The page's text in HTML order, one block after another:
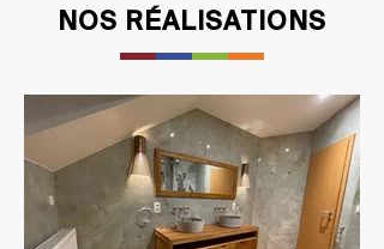
NOS RÉALISATIONS